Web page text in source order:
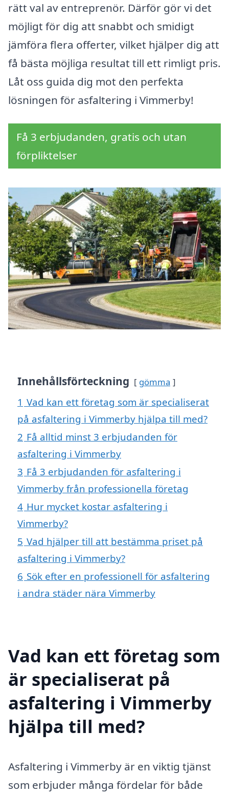
rätt val av entreprenör. Därför gör vi det
möjligt för dig att snabbt och smidigt
jämföra flera offerter, vilket hjälper dig att
få bästa möjliga resultat till ett rimligt pris.
Låt oss guida dig mot den perfekta
lösningen för asfaltering i Vimmerby!
Få 3 erbjudanden, gratis och utan
förpliktelser
Innehållsförteckning gömma
1 Vad kan ett företag som är specialiserat
på asfaltering i Vimmerby hjälpa till med?
2 Få alltid minst 3 erbjudanden för
asfaltering i Vimmerby
3 Få 3 erbjudanden för asfaltering i
Vimmerby från professionella företag
4 Hur mycket kostar asfaltering i
Vimmerby?
5 Vad hjälper till att bestämma priset på
asfaltering i Vimmerby?
6 Sök efter en professionell för asfaltering
i andra städer nära Vimmerby
Vad kan ett företag som
är specialiserat på
asfaltering i Vimmerby
hjälpa till med?
Asfaltering i Vimmerby är en viktig tjänst
som erbjuder många fördelar för både